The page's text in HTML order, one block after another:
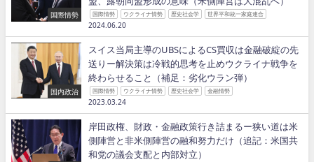
国際情勢 国際情勢 ウクライナ情勢 歴史社会学 世界平和統一家庭連合
2024.06.20
国内政治
スイス当局主導のUBSによるCS買収は金融破綻の先
送りー解決策は冷戦的思考を止めウクライナ戦争を
終わらせること（補足：劣化ウラン弾）
国際情勢 ウクライナ情勢 歴史社会学 金融情勢
2023.03.24
岸田政権、財政・金融政策行き詰まるー狭い道は米
側陣営と非米側陣営の融和努力だけ（追記：米国共
和党の議会支配と内部対立）